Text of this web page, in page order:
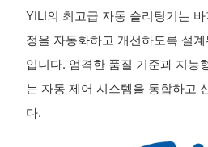
YILI의 최고급 자동 슬리팅기는
정을 자동화하고 개선하도록 설
입니다. 엄격한 품질 기준과 지능
는 자동 제어 시스템을 통합하고
다.